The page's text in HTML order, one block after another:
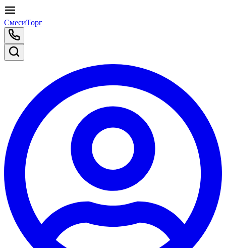
СмесиТорг